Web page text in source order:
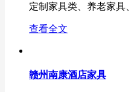
定制家具类、养老家具
查看全文
赣州南康酒店家具